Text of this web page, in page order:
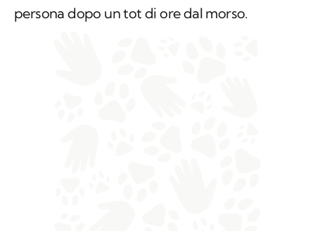
persona dopo un tot di ore dal morso.